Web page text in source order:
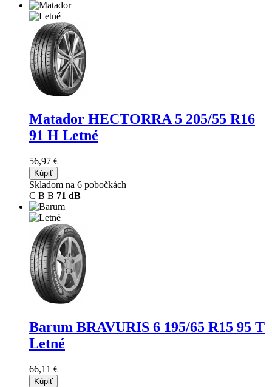
Matador HECTORRA 5 205/55 R16
91 H Letné
56,97 €
Kúpiť
Skladom na 6 pobočkách
C B B 71 dB
Barum BRAVURIS 6 195/65 R15 95 T
Letné
66,11 €
Kúpiť